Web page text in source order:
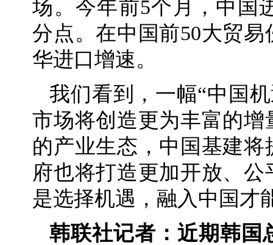
场。今年前5个月，中国
分点。在中国前50大贸
华进口增速。
我们看到，一幅“中国
市场将创造更为丰富的
的产业生态，中国基建
府也将打造更加开放、
是选择机遇，融入中国才
韩联社记者：近期韩国